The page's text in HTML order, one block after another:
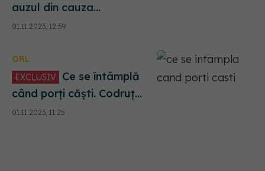
auzul din cauza
concertelor. Codruț
Sarafoleanu: Nu mai auzi.
M-am dus la spital
01.11.2023, 12:59
ORL
EXCLUSIV
când porți căști. Codruț
Sarafoleanu: Purtăm
căștile ca să ne defectăm
01.11.2023, 11:25